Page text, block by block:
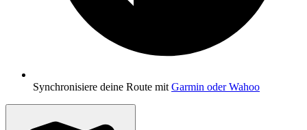
Synchronisiere deine Route mit Garmin oder Wahoo